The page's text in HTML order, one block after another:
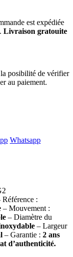
est expédiée
Livraison gratouite
posibilité de vérifier
au paiement.
Whatsapp
Référence :
– Mouvement :
– Diamètre du
– Largeur
– Garantie : 2 ans
d’authenticité.